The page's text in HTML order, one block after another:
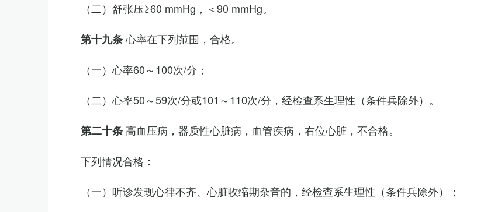
（二）舒张压≥60 mmHg，＜90 mmHg。
第十九条心率在下列范围，合格。
（一）心率60～100次/分；
（二）心率50～59次/分或101～110次/分，经检查系生理性（条件兵除外）。
第二十条 高血压病，器质性心脏病，血管疾病，右位心脏，不合格。
下列情况合格：
（一）听诊发现心律不齐、心脏收缩期杂音的，经检查系生理性（条件兵除外）；